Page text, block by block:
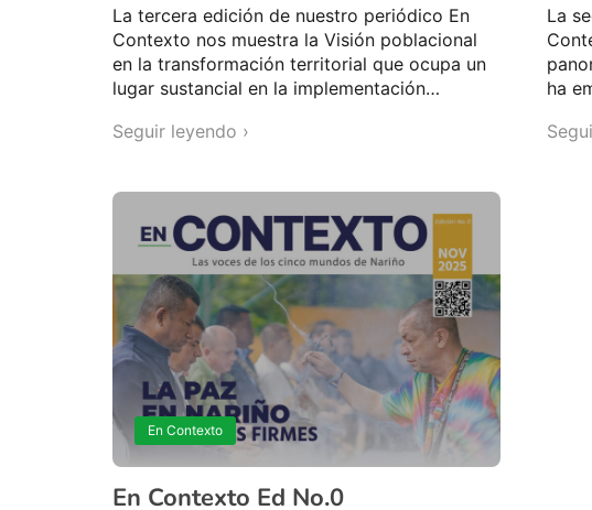
La tercera edición de nuestro periódico En
Contexto nos muestra la Visión poblacional
en la transformación territorial que ocupa un
lugar sustancial en la implementación…
Seguir leyendo ›
La
ha
En Contexto
En Contexto Ed No.0